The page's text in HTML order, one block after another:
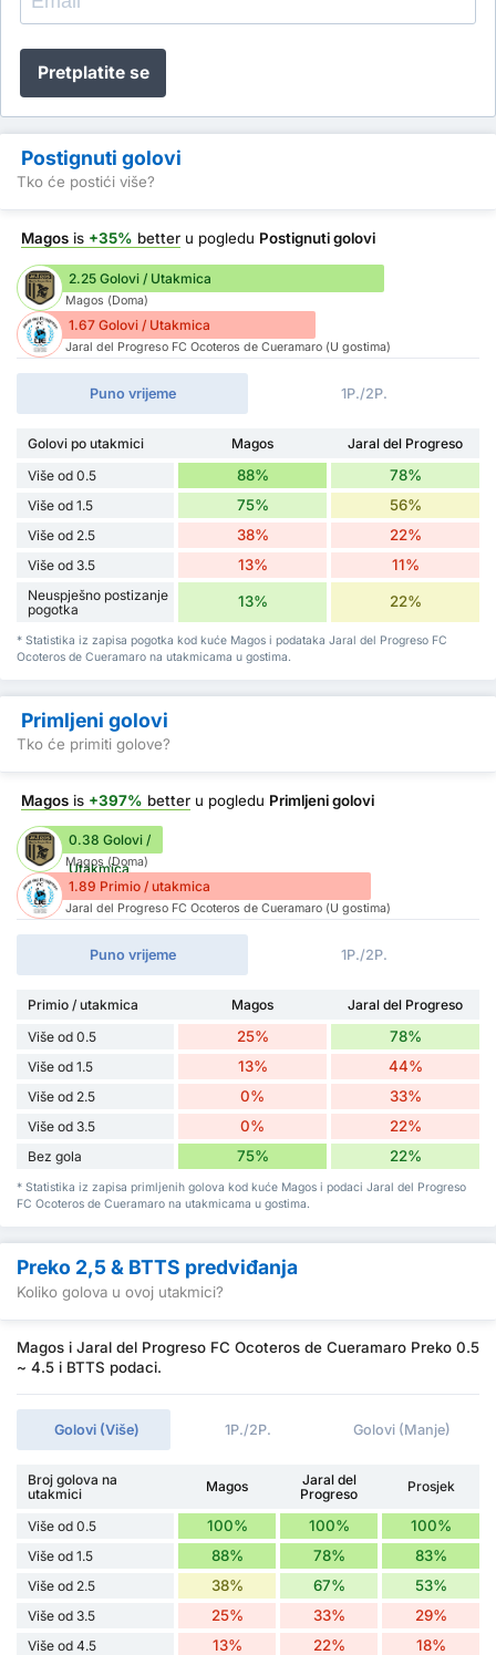
Pretplatite se
Postignuti golovi
Tko će postići više?
Magos is +35% better u pogledu Postignuti golovi
2.25 Golovi / Utakmica
Magos (Doma)
1.67 Golovi / Utakmica
Jaral del Progreso FC Ocoteros de Cueramaro (U gostima)
Puno vrijeme 1P./2P.
Golovi po utakmici Magos
Jaral del Progreso
Više od 0.5
88% 78%
Više od 1.5 75% 56%
Više od 2.5 38% 22%
Više od 3.5 13% 11%
Neuspješno postizanje
pogotka
13% 22%
* Statistika iz zapisa pogotka kod kuće Magos i podataka Jaral del Progreso FC
Ocoteros de Cueramaro na utakmicama u gostima.
Primljeni golovi
Tko će primiti golove?
Magos is +397% better u pogledu Primljeni golovi
0.38 Golovi /
Utakmica
Magos (Doma)
1.89 Primio / utakmica
Jaral del Progreso FC Ocoteros de Cueramaro (U gostima)
Puno vrijeme 1P./2P.
Primio / utakmica Magos
Jaral del Progreso
Više od 0.5
25% 78%
Više od 1.5 13% 44%
Više od 2.5 0% 33%
Više od 3.5 0% 22%
Bez gola 75% 22%
* Statistika iz zapisa primljenih golova kod kuće Magos i podaci Jaral del Progreso
FC Ocoteros de Cueramaro na utakmicama u gostima.
Preko 2,5 & BTTS predviđanja
Koliko golova u ovoj utakmici?
Magos i Jaral del Progreso FC Ocoteros de Cueramaro Preko 0.5
~ 4.5 i BTTS podaci.
Golovi (Više) 1P./2P. Golovi (Manje)
Broj golova na
utakmici
Magos
Jaral del
Progreso
Prosjek
Više od 0.5 100% 100% 100%
Više od 1.5 88% 78% 83%
Više od 2.5 38% 67% 53%
Više od 3.5 25% 33% 29%
Više od 4.5 13% 22% 18%